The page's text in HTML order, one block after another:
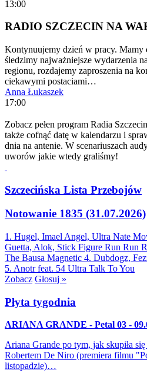
13:00
RADIO SZCZECIN NA
Kontynuujemy dzień w pracy. Mamy
śledzimy najważniejsze wydarzenia
regionu, rozdajemy zaproszenia na
ciekawymi postaciami…
Anna Łukaszek
17:00
Zobacz pełen program Radia
także cofnąć datę w kalendarzu i
dnia na antenie. W scenariuszach
uworów jakie wtedy graliśmy!
Szczecińska Lista Przebojów
Notowanie 1835 (31.07.2026)
1. Hugel, Imael Angel, Ultra Nate
Guetta, Alok, Stick Figure Run Run
The Bausa Magnetic 4. Dubdogz,
5. Anotr feat. 54 Ultra Talk To You
Zobacz Głosuj »
Płyta tygodnia
ARIANA GRANDE - Petal 03 -
Ariana Grande po tym, jak skupiła
Robertem De Niro (premiera filmu
listopadzie)…